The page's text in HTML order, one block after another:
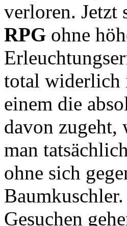
verloren. Jetzt
RPG ohne
total widerlich
einem die
davon zugeht,
man
ohne sich
Gesuchen